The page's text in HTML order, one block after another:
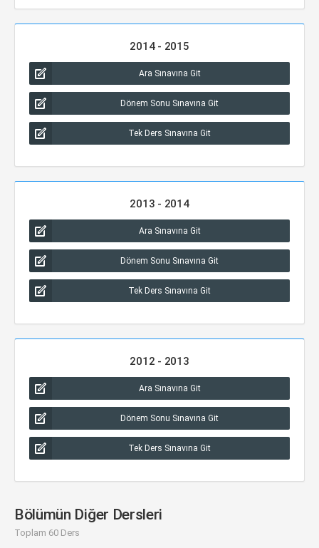
2014 - 2015
Ara Sınavına Git
Dönem Sonu Sınavına Git
Tek Ders Sınavına Git
2013 - 2014
Ara Sınavına Git
Dönem Sonu Sınavına Git
Tek Ders Sınavına Git
2012 - 2013
Ara Sınavına Git
Dönem Sonu Sınavına Git
Tek Ders Sınavına Git
Bölümün Diğer Dersleri
Toplam 60 Ders